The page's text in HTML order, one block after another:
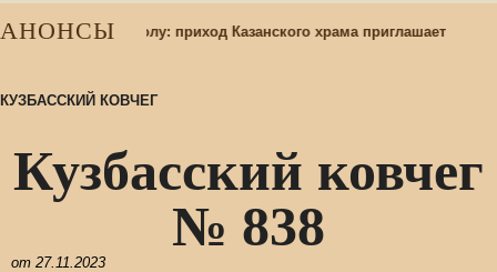
АНОНСЫ
в воскресную школу: приход Казанского храма приглашает
КУЗБАССКИЙ КОВЧЕГ
Кузбасский ковчег
№ 838
от 27.11.2023